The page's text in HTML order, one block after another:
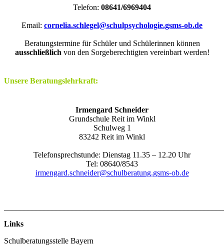
Telefon: 08641/6969404
Email: cornelia.schlegel@schulpsychologie.gsms-ob.de
Beratungstermine für Schüler und Schülerinnen können
ausschließlich von den Sorgeberechtigten vereinbart werden!
Unsere Beratungslehrkraft:
Irmengard Schneider
Grundschule Reit im Winkl
Schulweg 1
83242 Reit im Winkl
Telefonsprechstunde: Dienstag 11.35 – 12.20 Uhr
Tel: 08640/8543
irmengard.schneider@schulberatung.gsms-ob.de
Links
Schulberatungsstelle Bayern